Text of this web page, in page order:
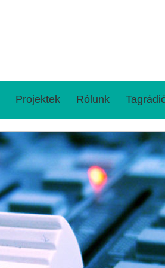
Projektek Rólunk